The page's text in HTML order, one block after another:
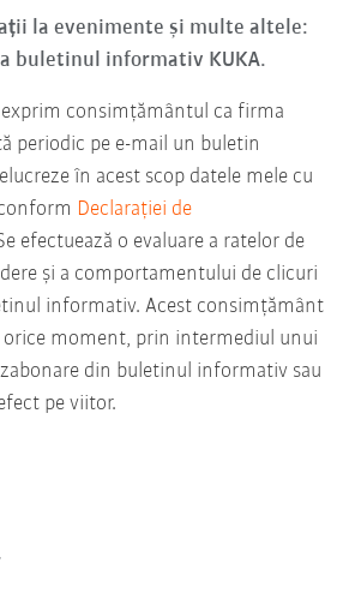
la evenimente și multe altele:
buletinul informativ KUKA.
consimțământul ca firma
periodic pe e-mail un buletin
în acest scop datele mele cu
Declarației de
efectuează o evaluare a ratelor de
și a comportamentului de clicuri
informativ. Acest consimțământ
moment, prin intermediul unui
din buletinul informativ sau
pe viitor.